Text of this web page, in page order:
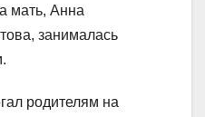
мать, Анна
занималась
родителям на